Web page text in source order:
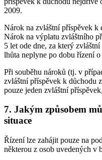
2009.
Nárok na zvláštní příspěvek k
Nárok na výplatu zvláštního
5 let ode dne, za který
lhůta neplyne po dobu řízení
Při souběhu nároků (tj. v
zvláštní příspěvek k důchodu
pouze jeden zvláštní
7. Jakým způsobem
situace
Řízení lze zahájit pouze na
některou z osob uvedených v